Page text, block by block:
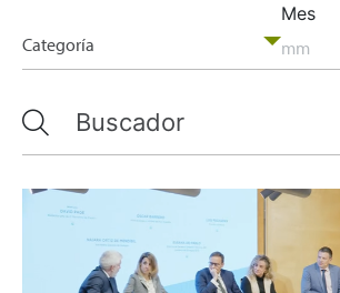
Categoría
Mes